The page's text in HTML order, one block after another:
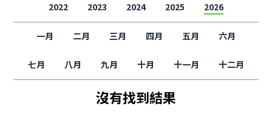
2022 2023 2024 2025 2026
一月 二月 三月 四月 五月 六月
七月 八月 九月 十月 十一月 十二月
沒有找到結果